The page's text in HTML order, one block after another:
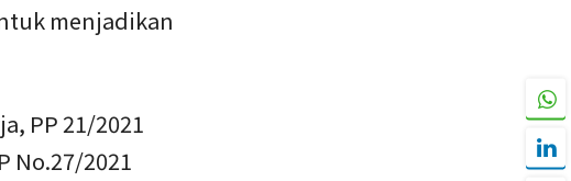
menjadikan
PP 21/2021
No.27/2021